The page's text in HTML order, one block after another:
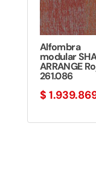
Alfombra
modular
ARRANGE
261.086
$